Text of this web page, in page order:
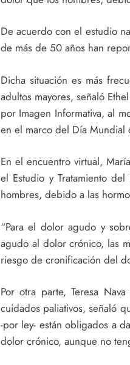
De acuerdo con el estudio
de más de 50 años han
Dicha situación es más
adultos mayores, señaló
por Imagen Informativa, al
en el marco del Día Mundial
En el encuentro virtual,
el Estudio y Tratamiento
hombres, debido a las
“Para el dolor agudo y
agudo al dolor crónico, las
riesgo de cronificación del
Por otra parte, Teresa
cuidados paliativos, señaló
-por ley- están obligados a
dolor crónico, aunque no